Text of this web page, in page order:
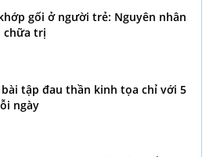
gối ở người trẻ: Nguyên nhân
chữa trị
bài tập đau thần kinh tọa chỉ với 5
ngày